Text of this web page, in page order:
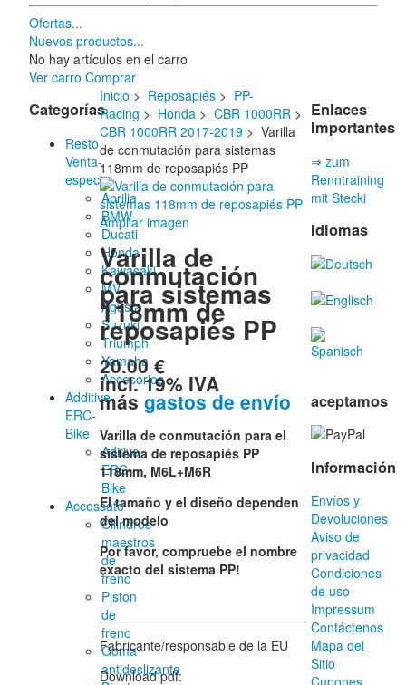
Ofertas...
Nuevos productos...
No hay artículos en el carro
Ver carro Comprar
Categorías
Resto
Venta-
especial
Aprilia
BMW
Ducati
Honda
Kawasaki
MV
Agusta
Suzuki
Triumph
Yamaha
Accesorios
Additive-
ERC-
Bike
Aditivo
ERC-
Bike
Accossato
Cilindros
maestros
de
freno
Piston
de
freno
Goma
antideslizante
Inicio > Reposapiés> PP-
Racing > Honda> CBR 1000RR>
CBR 1000RR 2017-2019> Varilla
de conmutación para sistemas
118mm de reposapiés PP
Ampliar imagen
Varilla de
conmutación
para sistemas
118mm de
reposapiés PP
20.00 €
incl. 19% IVA
más gastos de envío
Varilla de conmutación para el
sistema de reposapiés PP
118mm, M6L+M6R
El tamaño y el diseño dependen
del modelo
Por favor, compruebe el nombre
exacto del sistema PP!
Fabricante/responsable de la EU
Download pdf:
Enlaces
Importantes
⇒ zum
Renntraining
mit Stecki
Idiomas
aceptamos
Información
Envíos y
Devoluciones
Aviso de
privacidad
Condiciones
de uso
Impressum
Contáctenos
Mapa del
Sitio
Cupones